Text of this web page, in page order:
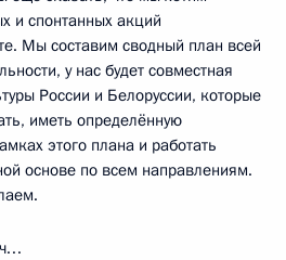
и спонтанных акций
Мы составим сводный план всей
у нас будет совместная
России и Белоруссии, которые
иметь определённую
этого плана и работать
основе по всем направлениям.